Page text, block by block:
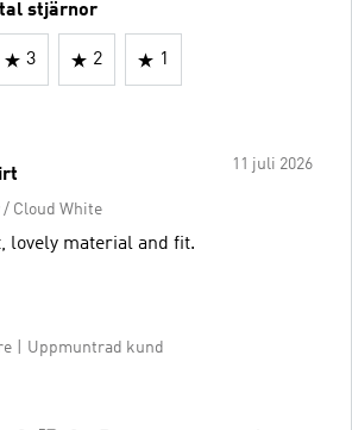
stjärnor
3 2 1
11 juli 2026
Cloud White
lovely material and fit.
Uppmuntrad kund